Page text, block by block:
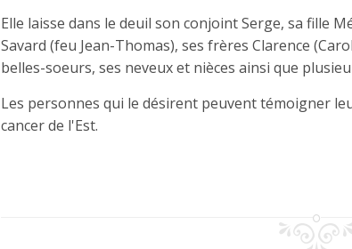
Elle laisse dans le deuil son conjoint Serge, sa fille
Savard (feu Jean-Thomas), ses frères Clarence
belles-soeurs, ses neveux et nièces ainsi que
Les personnes qui le désirent peuvent témoigner
cancer de l'Est.